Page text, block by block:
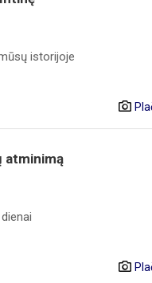
istorijoje
atminimą